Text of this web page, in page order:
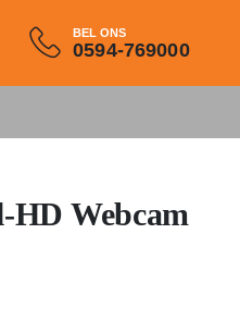
BEL ONS
0594-769000
Webcam